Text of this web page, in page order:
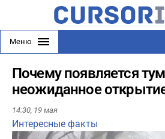
Меню
Почему появляется
неожиданное
14:30, 19 мая
Интересные факты